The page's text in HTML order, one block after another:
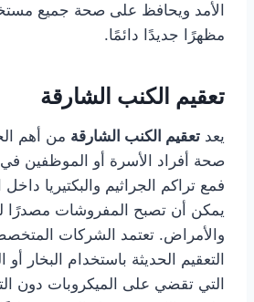
الأمد ويحافظ على صحة جميع
مظهرًا جديدًا دائمًا.
تعقيم الكنب الشارقة
يعد تعقيم الكنب الشارقة من أهم
صحة أفراد الأسرة أو الموظفين في
فمع تراكم الجراثيم والبكتيريا
يمكن أن تصبح المفروشات مصدرًا
والأمراض. تعتمد الشركات
التعقيم الحديثة باستخدام البخار أو
التي تقضي على الميكروبات دون